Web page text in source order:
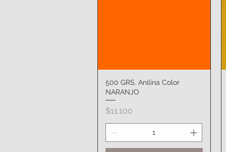
Vista rápida
500 GRS. Anilina Color
NARANJO
Precio
$11.100